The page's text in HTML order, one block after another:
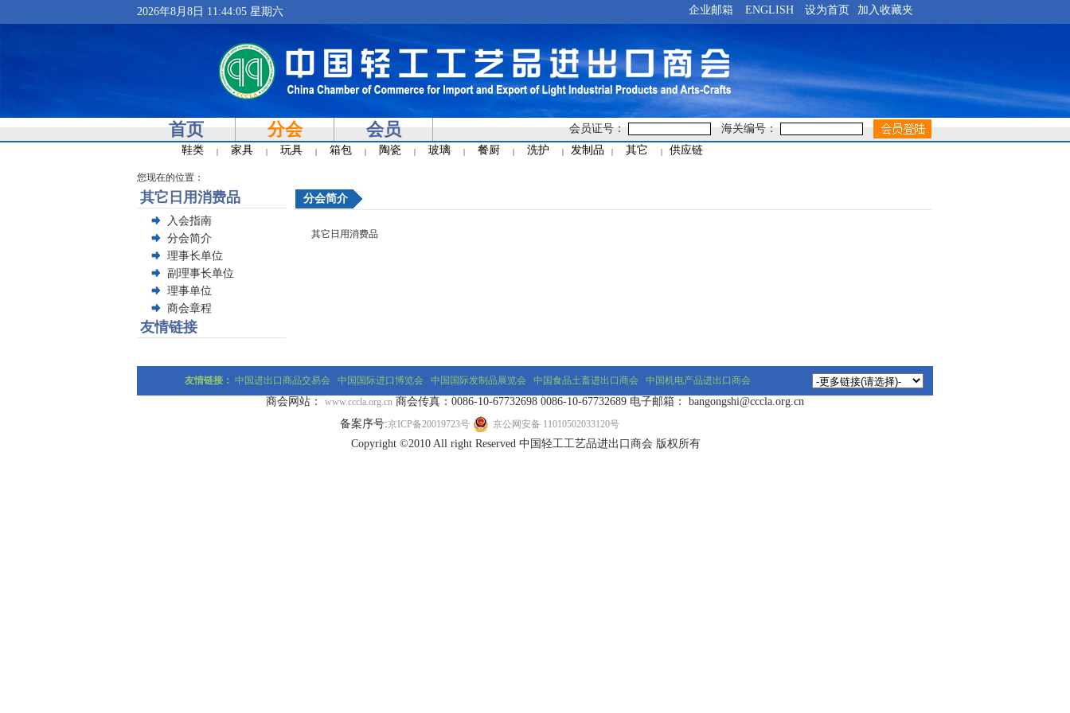
2026年8月8日 11:44:05 星期六 企业邮箱 ENGLISH 设为首页 加入收藏夹
首页 分会
鞋类 | 家具 | 玩具 | 箱包 | 陶瓷 | 玻璃 | 餐厨 | 洗护 | 发制品 | 其它 | 供应链
会员 会员证号： 海关编号：
您现在的位置：
其它日用消费品
入会指南
分会简介
理事长单位
副理事长单位
理事单位
商会章程
友情链接
分会简介
其它日用消费品
友情链接： 中国进出口商品交易会 中国国际进口博览会 中国国际发制品展览会 中国食品土畜进出口商会 中国机电产品进出口商会
商会网站： www.cccla.org.cn 商会传真：0086-10-67732698 0086-10-67732689 电子邮箱： bangongshi@cccla.org.cn
备案序号:京ICP备20019723号 京公网安备 11010502033120号
Copyright ©2010 All right Reserved 中国轻工工艺品进出口商会 版权所有